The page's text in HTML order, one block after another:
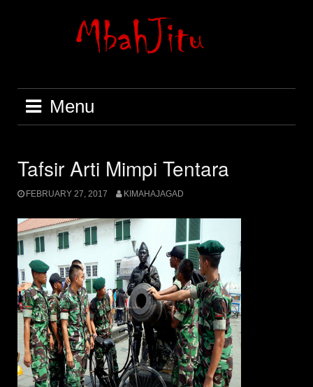
Menu
Tafsir Arti Mimpi Tentara
FEBRUARY 27, 2017 KIMAHAJAGAD